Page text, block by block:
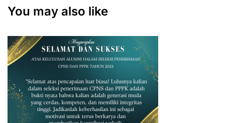
You may also like